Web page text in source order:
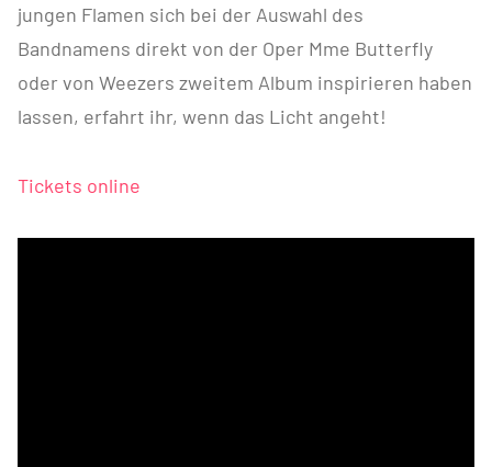
jungen Flamen sich bei der Auswahl des
Bandnamens direkt von der Oper Mme Butterfly
oder von Weezers zweitem Album inspirieren haben
lassen, erfahrt ihr, wenn das Licht angeht!
Tickets online